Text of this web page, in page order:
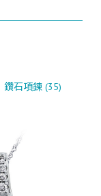
鑽石項鍊 (35)